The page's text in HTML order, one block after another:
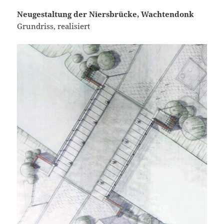
Neugestaltung der Niersbrücke, Wachtendonk
Grundriss, realisiert